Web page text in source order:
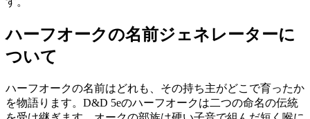
ハーフオークの名前ジェネレーターに
ついて
ハーフオークの名前はどれも、その持ち主がどこで育ったか
を物語ります。D&D 5eのハーフオークは二つの命名の伝統